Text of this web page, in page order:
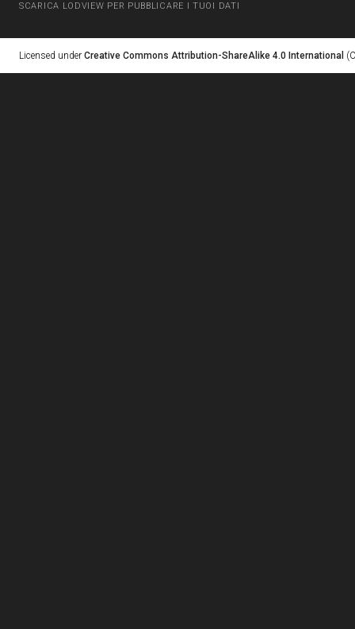
SCARICA LODVIEW PER PUBBLICARE I TUOI DATI
Licensed under Creative Commons Attribution-ShareAlike 4.0 International